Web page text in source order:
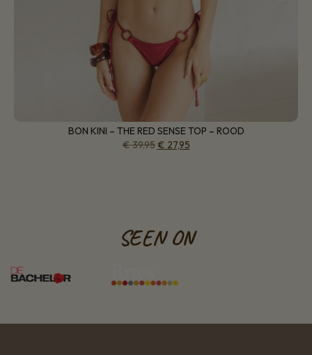
BON KINI – THE RED SENSE TOP – ROOD
€39,95 € 27,95
SEEN ON